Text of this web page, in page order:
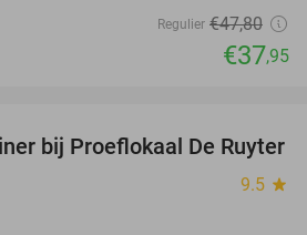
Regulier €47,80
€37,95
33%
bij Proeflokaal De Ruyter
9.5 star